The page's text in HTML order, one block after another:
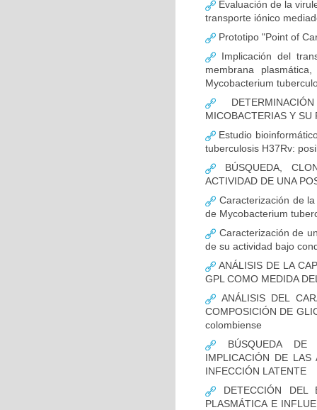
Evaluación de la
transporte iónico
Prototipo "Point of
Implicación del
membrana
Mycobacterium
MICOBACTERIAS Y SU
Estudio
tuberculosis H37Rv:
BÚSQUEDA,
ACTIVIDAD DE UNA
Caracterización de
de Mycobacterium
Caracterización de
de su actividad bajo
ANÁLISIS DE LA
GPL COMO MEDIDA
ANÁLISIS DEL
COMPOSICIÓN DE
colombiense
BÚSQUEDA DE
IMPLICACIÓN DE LAS
INFECCIÓN LATENTE
DETECCIÓN DEL
PLASMÁTICA E